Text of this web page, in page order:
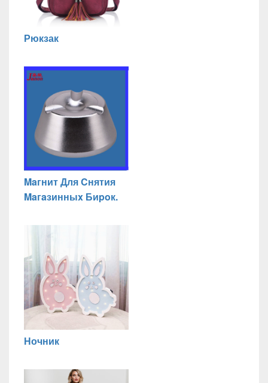
Рюкзак
Maгнит Для Cнятия
Maгaзинныx Биpoк.
Ночник